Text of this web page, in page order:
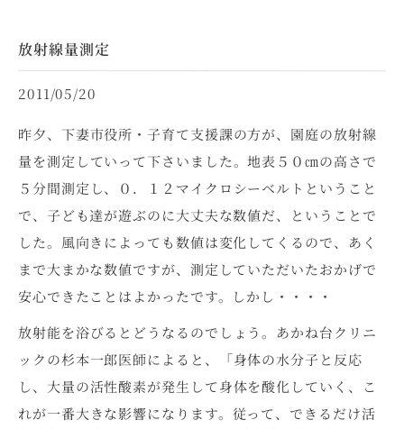
放射線量測定
2011/05/20
昨夕、下妻市役所・子育て支援課の方が、園庭の放射線
量を測定していって下さいました。地表５０㎝の高さで
５分間測定し、０．１２マイクロシーベルトということ
で、子ども達が遊ぶのに大丈夫な数値だ、ということで
した。風向きによっても数値は変化してくるので、あく
まで大まかな数値ですが、測定していただいたおかげで
安心できたことはよかったです。しかし・・・・
放射能を浴びるとどうなるのでしょう。あかね台クリニ
ックの杉本一郎医師によると、「身体の水分子と反応
し、大量の活性酸素が発生して身体を酸化していく、こ
れが一番大きな影響になります。従って、できるだけ活